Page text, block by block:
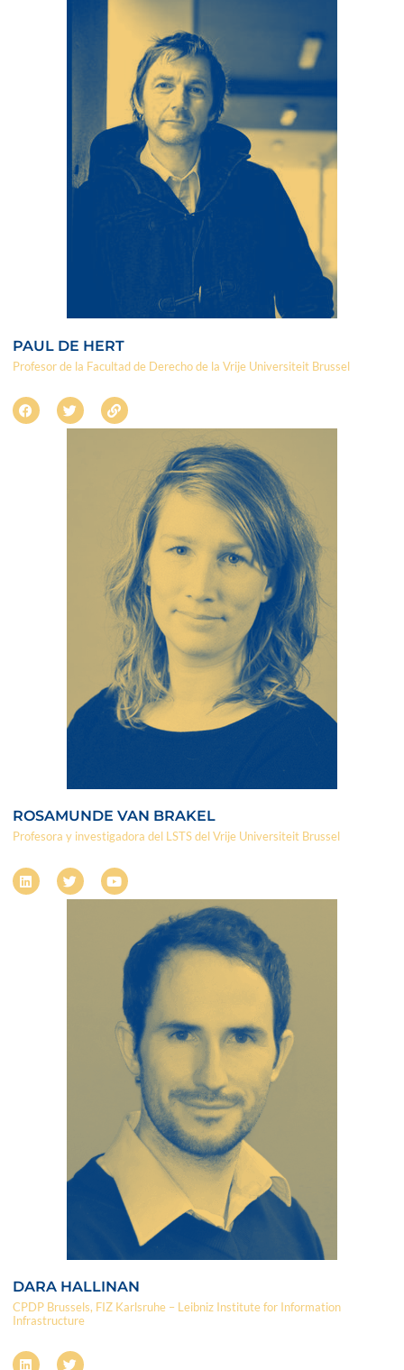
PAUL DE HERT
Profesor de la Facultad de Derecho de la Vrije Universiteit Brussel
ROSAMUNDE VAN BRAKEL
Profesora y investigadora del LSTS del Vrije Universiteit Brussel
DARA HALLINAN
CPDP Brussels, FIZ Karlsruhe – Leibniz Institute for Information
Infrastructure